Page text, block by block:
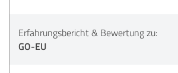
Erfahrungsbericht & Bewertung zu:
GO-EU